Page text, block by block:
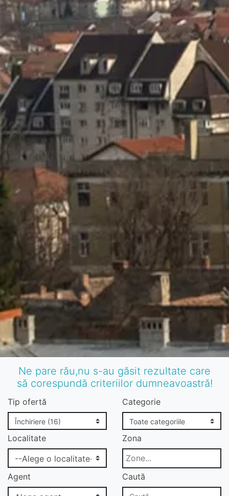
Ne pare rău,nu s-au găsit rezultate care
să corespundă criteriilor dumneavoastră!
Tip ofertă Categorie
Localitate Zona
Agent Caută